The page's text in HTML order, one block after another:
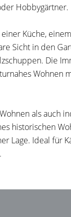
Hobbygärtner.
Küche,
Sicht in den
Die
Wohnen
als auch
historischen
Lage. Ideal für